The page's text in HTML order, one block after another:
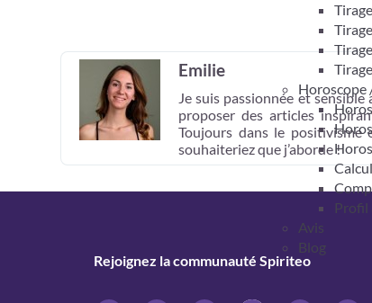
Horoscope
Profil
Avis
Blog
Emilie
Je suis passionnée et
proposer des articles
Toujours dans le positivisme
souhaiteriez que j’aborde !
Rejoignez la communauté Spiriteo